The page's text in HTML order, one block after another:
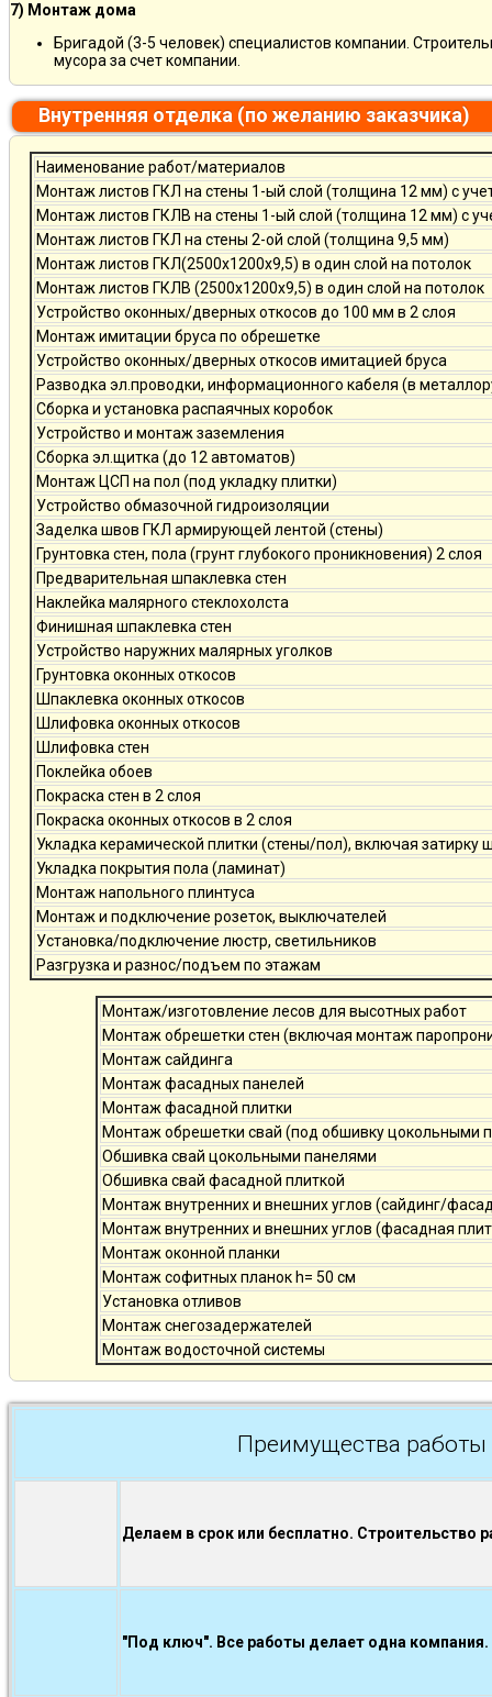
7) Монтаж дома
Бригадой (3-5 человек) специалистов компании.
мусора за счет компании.
Внутренняя отделка (по желанию заказчика)
Наименование работ/материалов
Монтаж листов ГКЛ на стены 1-ый слой (толщина 12 мм) с
Монтаж листов ГКЛВ на стены 1-ый слой (толщина 12 мм) с
Монтаж листов ГКЛ на стены 2-ой слой (толщина 9,5 мм)
Монтаж листов ГКЛ(2500х1200х9,5) в один слой на потолок
Монтаж листов ГКЛВ (2500х1200х9,5) в один слой на потолок
Устройство оконных/дверных откосов до 100 мм в 2 слоя
Монтаж имитации бруса по обрешетке
Устройство оконных/дверных откосов имитацией бруса
Разводка эл.проводки, информационного кабеля (в
Сборка и установка распаячных коробок
Устройство и монтаж заземления
Сборка эл.щитка (до 12 автоматов)
Монтаж ЦСП на пол (под укладку плитки)
Устройство обмазочной гидроизоляции
Заделка швов ГКЛ армирующей лентой (стены)
Грунтовка стен, пола (грунт глубокого проникновения) 2 слоя
Предварительная шпаклевка стен
Наклейка малярного стеклохолста
Финишная шпаклевка стен
Устройство наружних малярных уголков
Грунтовка оконных откосов
Шпаклевка оконных откосов
Шлифовка оконных откосов
Шлифовка стен
Поклейка обоев
Покраска стен в 2 слоя
Покраска оконных откосов в 2 слоя
Укладка керамической плитки (стены/пол), включая затирку
Укладка покрытия пола (ламинат)
Монтаж напольного плинтуса
Монтаж и подключение розеток, выключателей
Установка/подключение люстр, светильников
Разгрузка и разнос/подъем по этажам
Монтаж/изготовление лесов для высотных работ
Монтаж обрешетки стен (включая монтаж
Монтаж сайдинга
Монтаж фасадных панелей
Монтаж фасадной плитки
Монтаж обрешетки свай (под обшивку цокольными
Обшивка свай цокольными панелями
Обшивка свай фасадной плиткой
Монтаж внутренних и внешних углов (сайдинг/
Монтаж внутренних и внешних углов (фасадная
Монтаж оконной планки
Монтаж софитных планок h= 50 см
Установка отливов
Монтаж снегозадержателей
Монтаж водосточной системы
Преимущества
Делаем в срок или бесплатно. Строительство
"Под ключ". Все работы делает одна компания.